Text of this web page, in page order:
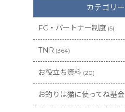
カテゴリー
FC・パートナー制度 (5)
TNR (364)
お役立ち資料 (20)
お釣りは猫に使ってね基金